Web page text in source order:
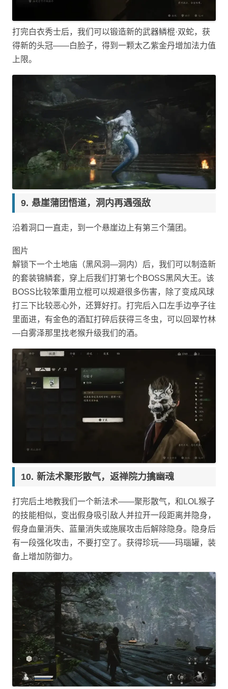
打完白衣秀士后，我们可以锻造新的武器鳞棍·双蛇，获
得新的头冠——白脸子，得到一颗太乙紫金丹增加法力值
上限。
悬崖蒲团悟道，洞内再遇强敌
沿着洞口一直走，到一个悬崖边上有第三个蒲团。
图片
解锁下一个土地庙（黑风洞—洞内）后，我们可以制造新
的套装锦鳞套，穿上后我们打第七个BOSS黑风大王。该
BOSS比较笨重用立棍可以规避很多伤害，除了变成风球
打三下比较恶心外，还算好打。打完后入口左手边亭子往
里面进，有金色的酒缸打碎后获得三冬虫，可以回翠竹林
—白雾泽那里找老猴升级我们的酒。
新法术聚形散气，返禅院力擒幽魂
打完后土地教我们一个新法术——聚形散气，和LOL猴子
的技能相似，变出假身吸引敌人并拉开一段距离并隐身，
假身血量消失、蓝量消失或施展攻击后解除隐身。隐身后
有一段强化攻击，不要打空了。获得珍玩——玛瑙罐，装
备上增加防御力。